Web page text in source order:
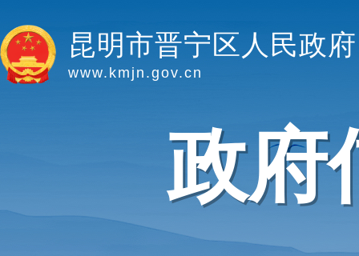
昆明市晋宁区人民政府
www.kmjn.gov.cn
政府